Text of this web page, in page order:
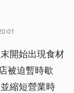
開始出現食材
被迫暫時歇
縮短營業時